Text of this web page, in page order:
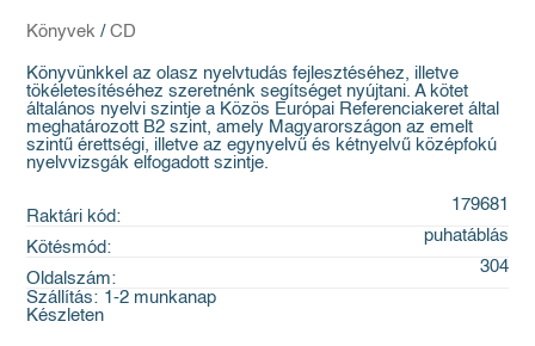
Könyvek / CD
Könyvünkkel az olasz nyelvtudás fejlesztéséhez, illetve
tökéletesítéséhez szeretnénk segítséget nyújtani. A kötet
általános nyelvi szintje a Közös Európai Referenciakeret által
meghatározott B2 szint, amely Magyarországon az emelt
szintű érettségi, illetve az egynyelvű és kétnyelvű középfokú
nyelvvizsgák elfogadott szintje.
Raktári kód:
179681
Kötésmód:
puhatáblás
Oldalszám:
304
Szállítás: 1-2 munkanap
Készleten